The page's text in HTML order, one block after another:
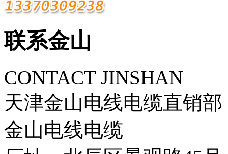
联系金山
CONTACT JINSHAN
天津金山电线电缆直销部
金山电线电缆